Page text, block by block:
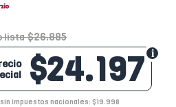
lista $26.885
$24.197
impuestos nacionales: $19.998